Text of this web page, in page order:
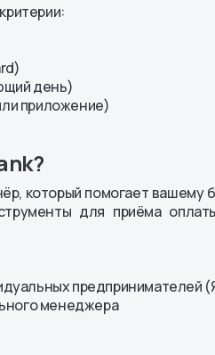
день)
приложение)
который помогает
для приёма
предпринимателей
менеджера